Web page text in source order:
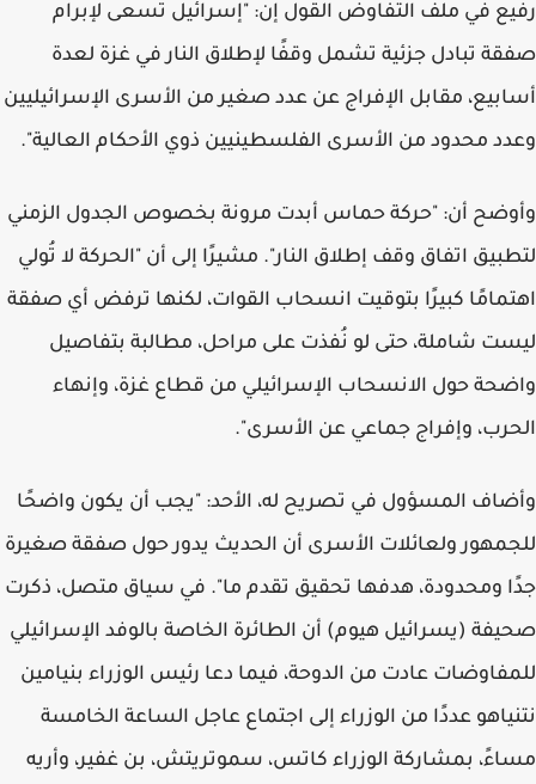
رفيع في ملف التفاوض القول إن: "إسرائيل تسعى لإبرام
صفقة تبادل جزئية تشمل وقفًا لإطلاق النار في غزة لعدة
أسابيع، مقابل الإفراج عن عدد صغير من الأسرى الإسرائيليين
وعدد محدود من الأسرى الفلسطينيين ذوي الأحكام العالية".
وأوضح أن: "حركة حماس أبدت مرونة بخصوص الجدول الزمني
لتطبيق اتفاق وقف إطلاق النار". مشيرًا إلى أن "الحركة لا تُولي
اهتمامًا كبيرًا بتوقيت انسحاب القوات، لكنها ترفض أي صفقة
ليست شاملة، حتى لو نُفذت على مراحل، مطالبة بتفاصيل
واضحة حول الانسحاب الإسرائيلي من قطاع غزة، وإنهاء
الحرب، وإفراج جماعي عن الأسرى".
وأضاف المسؤول في تصريح له، الأحد: "يجب أن يكون واضحًا
للجمهور ولعائلات الأسرى أن الحديث يدور حول صفقة صغيرة
جدًا ومحدودة، هدفها تحقيق تقدم ما". في سياق متصل، ذكرت
صحيفة (يسرائيل هيوم) أن الطائرة الخاصة بالوفد الإسرائيلي
للمفاوضات عادت من الدوحة، فيما دعا رئيس الوزراء بنيامين
نتنياهو عددًا من الوزراء إلى اجتماع عاجل الساعة الخامسة
مساءً، بمشاركة الوزراء كاتس، سموتريتش، بن غفير، وأريه